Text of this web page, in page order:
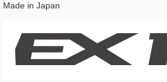
Made in Japan